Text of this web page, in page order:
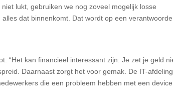
lukt, gebruiken we nog zoveel mogelijk losse
dat binnenkomt. Dat wordt op een verantwoorde
“Het kan financieel interessant zijn. Je zet je geld
Daarnaast zorgt het voor gemak. De IT-afdeling
die een probleem hebben met een